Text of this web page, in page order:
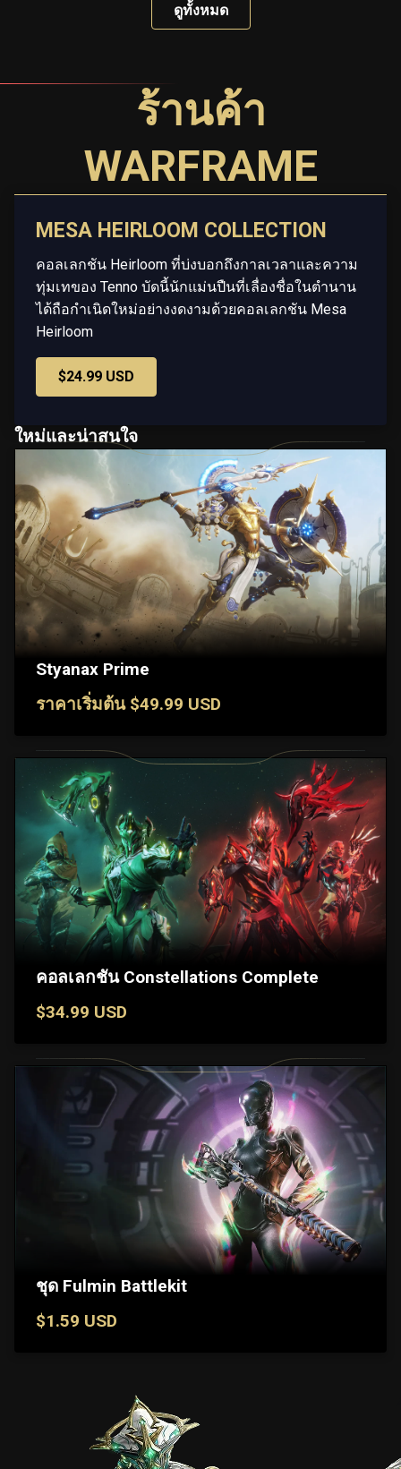
ดูทั้งหมด
ร้านค้า
WARFRAME
MESA HEIRLOOM COLLECTION
คอลเลกชัน Heirloom ที่บ่งบอกถึงกาลเวลาและความ
ทุ่มเทของ Tenno บัดนี้นักแม่นปืนที่เลื่องชื่อในตำนาน
ได้ถือกำเนิดใหม่อย่างงดงามด้วยคอลเลกชัน Mesa
Heirloom
$24.99 USD
ใหม่และน่าสนใจ
Styanax Prime
ราคาเริ่มต้น $49.99 USD
คอลเลกชัน Constellations Complete
$34.99 USD
ชุด Fulmin Battlekit
$1.59 USD